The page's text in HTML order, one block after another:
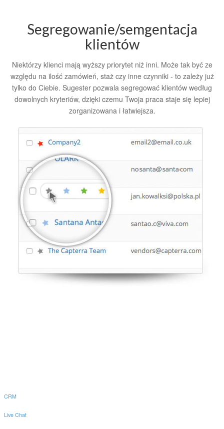
Segregowanie/semgentacja
klientów
Niektórzy klienci mają wyższy priorytet niż inni. Może tak być ze
względu na ilość zamówień, staż czy inne czynniki - to zależy już
tylko do Ciebie. Sugester pozwala segregować klientów według
dowolnych kryteriów, dzięki czemu Twoja praca staje się lepiej
zorganizowana i łatwiejsza.
CRM
Live Chat